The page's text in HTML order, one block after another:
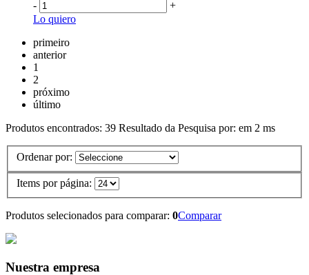
-
+
Lo quiero
primeiro
anterior
1
2
próximo
último
Produtos encontrados: 39 Resultado da Pesquisa por: em 2 ms
Ordenar por:
Items por página:
Produtos selecionados para comparar: 0Comparar
Nuestra empresa